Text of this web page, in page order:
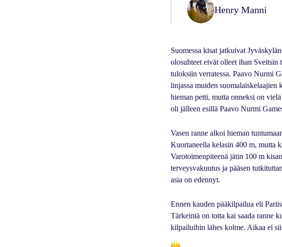
Henry Manni
Suomessa kisat jatkuivat
olosuhteet eivät olleet ihan
tuloksiin verratessa. Paavo Nurmi
linjassa muiden
hieman petti, mutta onneksi on
oli jälleen esillä Paavo Nurmi
Vasen ranne alkoi hieman
Kuortaneella kelasin 400 m, mutta
Varotoimenpiteenä jätin 100 m
terveysvakuutus ja pääsen
asia on edennyt.
Ennen kauden pääkilpailua eli
Tärkeintä on totta kai saada ranne
kilpailuihin lähes kolme. Aikaa ei